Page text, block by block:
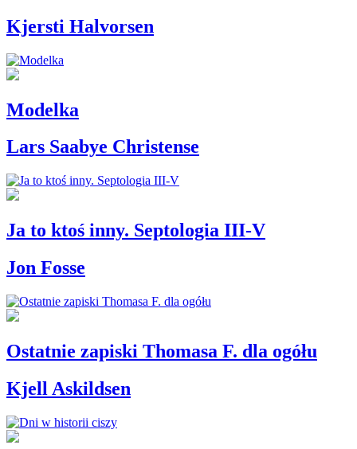
Kjersti Halvorsen
Modelka
Lars Saabye Christense
Ja to ktoś inny. Septologia III-V
Jon Fosse
Ostatnie zapiski Thomasa F. dla ogółu
Kjell Askildsen